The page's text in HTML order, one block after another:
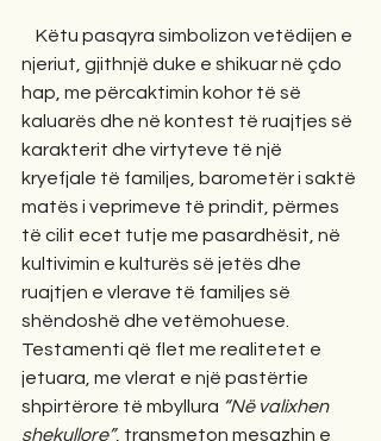
njeriut, gjithnjë duke e shikuar në çdo
hap, me përcaktimin kohor të së
kaluarës dhe në kontest të ruajtjes së
karakterit dhe virtyteve të një
kryefjale të familjes, barometër i saktë
matës i veprimeve të prindit, përmes
të cilit ecet tutje me pasardhësit, në
kultivimin e kulturës së jetës dhe
ruajtjen e vlerave të familjes së
shëndoshë dhe vetëmohuese.
Testamenti që flet me realitetet e
jetuara, me vlerat e një pastërtie
shpirtërore të mbyllura “Në valixhen
shekullore”, transmeton mesazhin e